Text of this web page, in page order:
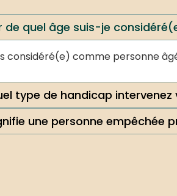
de quel âge suis-je
considéré(e) comme personne
type de handicap intervenez
une personne empêchée